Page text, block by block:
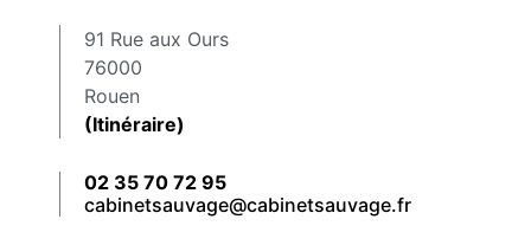
91 Rue aux Ours
76000
Rouen
(Itinéraire)
02 35 70 72 95
cabinetsauvage@cabinetsauvage.fr